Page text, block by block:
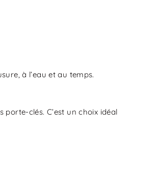
à l’eau et au temps.
clés. C’est un choix idéal